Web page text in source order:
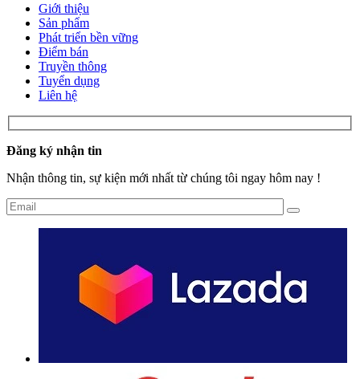
Giới thiệu
Sản phẩm
Phát triển bền vững
Điểm bán
Truyền thông
Tuyển dụng
Liên hệ
Đăng ký nhận tin
Nhận thông tin, sự kiện mới nhất từ chúng tôi ngay hôm nay !